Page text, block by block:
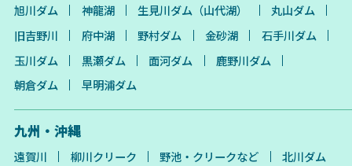
旭川ダム 神龍湖 生見川ダム（山代湖）
丸山ダム
旧吉野川
府中湖 野村ダム 金砂湖
石手川ダム
玉川ダム
黒瀬ダム 面河ダム
鹿野川ダム
朝倉ダム
早明浦ダム
九州・沖縄
遠賀川 柳川クリーク 野池・クリークなど 北川ダム